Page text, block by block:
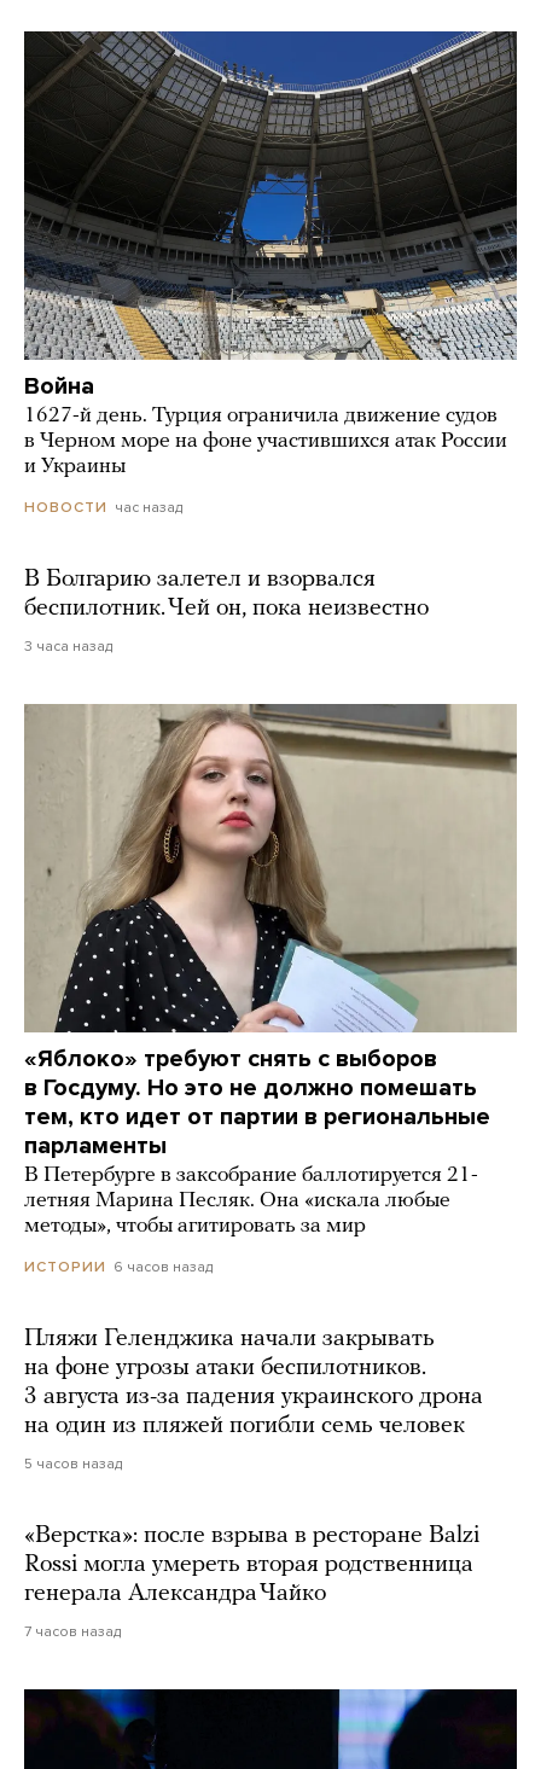
Война
1627-й день. Турция ограничила движение судов
в Черном море на фоне участившихся атак России
и Украины
НОВОСТИ час назад
В Болгарию залетел и взорвался
беспилотник. Чей он, пока неизвестно
3 часа назад
«Яблоко» требуют снять с выборов
в Госдуму. Но это не должно помешать
тем, кто идет от партии в региональные
парламенты
В Петербурге в заксобрание баллотируется 21-
летняя Марина Песляк. Она «искала любые
методы», чтобы агитировать за мир
ИСТОРИИ 6 часов назад
Пляжи Геленджика начали закрывать
на фоне угрозы атаки беспилотников.
3 августа из-за падения украинского дрона
на один из пляжей погибли семь человек
5 часов назад
«Верстка»: после взрыва в ресторане Balzi
Rossi могла умереть вторая родственница
генерала Александра Чайко
7 часов назад